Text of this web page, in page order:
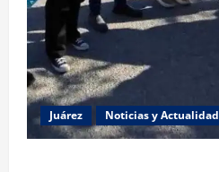
Juárez Noticias y Actualidad